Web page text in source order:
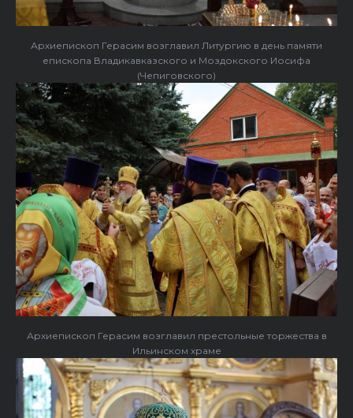
Архиепископ Герасим возглавил Литургию в день памяти
епископа Владикавказского и Моздокского Иосифа
(Чепиговского)
Архиепископ Герасим возглавил престольные торжества в
Ильинском храме